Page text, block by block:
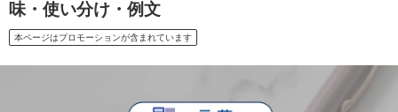
味・使い分け・例文
本ページはプロモーションが含まれています